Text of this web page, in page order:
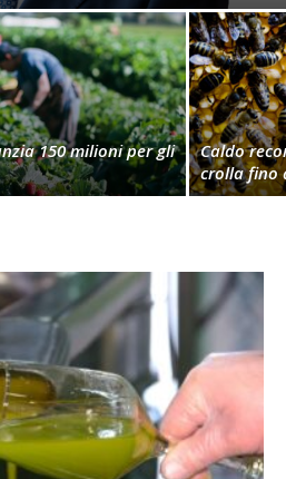
150 milioni per gli
Caldo
crolla fino